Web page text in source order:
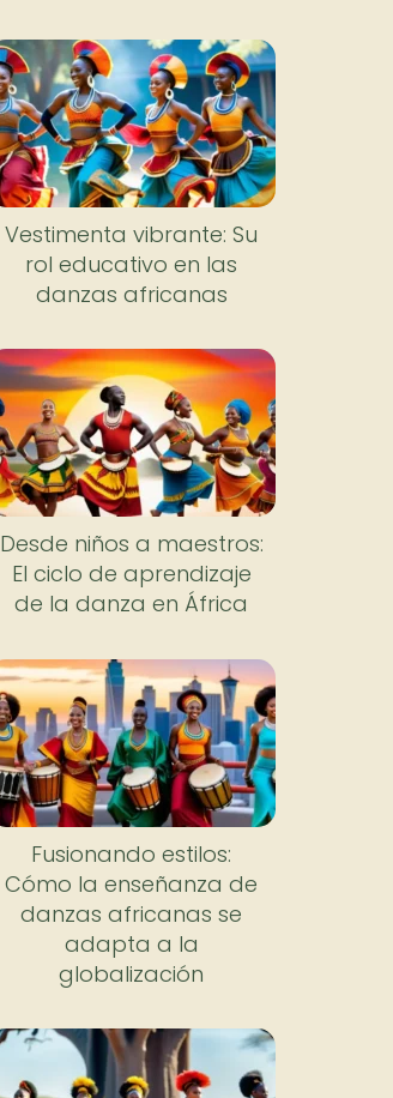
Vestimenta vibrante: Su
rol educativo en las
danzas africanas
Desde niños a maestros:
El ciclo de aprendizaje
de la danza en África
Fusionando estilos:
Cómo la enseñanza de
danzas africanas se
adapta a la
globalización